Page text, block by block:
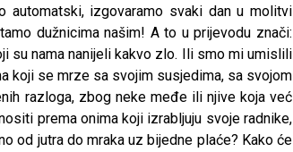
izgovaramo svaki dan u molitvi
dužnicima našim! A to u prijevodu znači:
su nama nanijeli kakvo zlo. Ili smo mi umislili
koji se mrze sa svojim susjedima, sa svojom
razloga, zbog neke međe ili njive koja već
prema onima koji izrabljuju svoje radnike,
od jutra do mraka uz bijedne plaće? Kako će